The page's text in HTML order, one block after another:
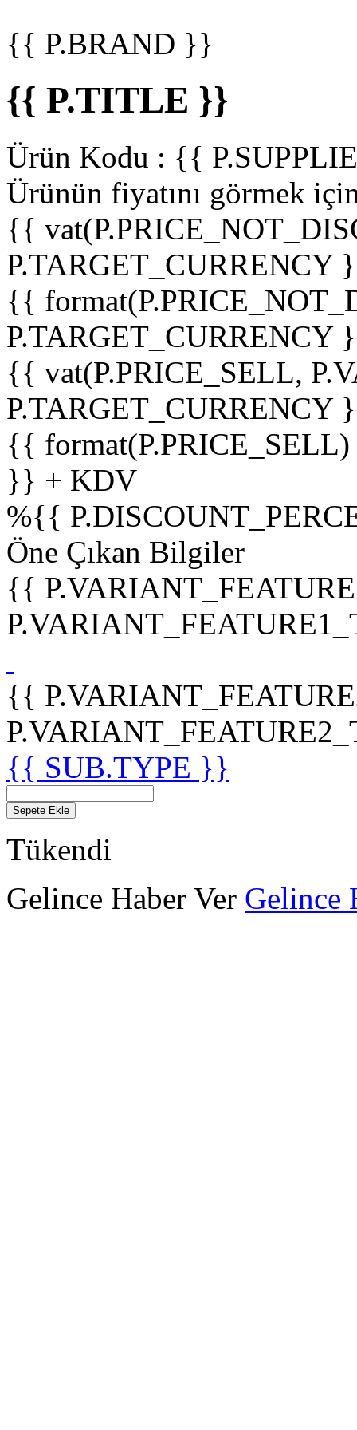
{{ P.BRAND }}
{{ P.TITLE }}
Ürün Kodu : {{
Ürünün fiyatını görmek
{{
P.TARGET_CURRENCY
{{
P.TARGET_CURRENCY
{{ vat(P.PRICE_SELL,
P.TARGET_CURRENCY
{{
}} + KDV
%{{
Öne Çıkan Bilgiler
{{
{{
{{ SUB.TYPE }}
Sepete Ekle
Tükendi
Gelince Haber Ver Gelince